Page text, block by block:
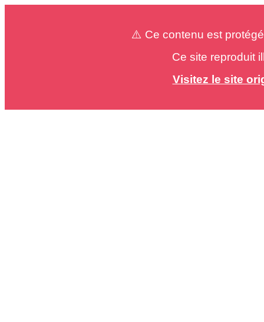
⚠️ Ce contenu est
Ce site reproduit
Visitez le site